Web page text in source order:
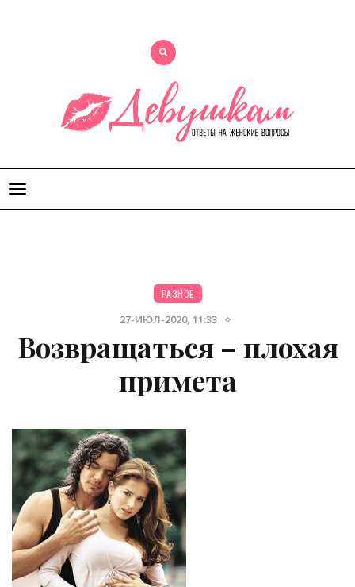
Открыть
меню
РАЗНОЕ
27-ИЮЛ-2020, 11:33
Возвращаться – плохая
примета